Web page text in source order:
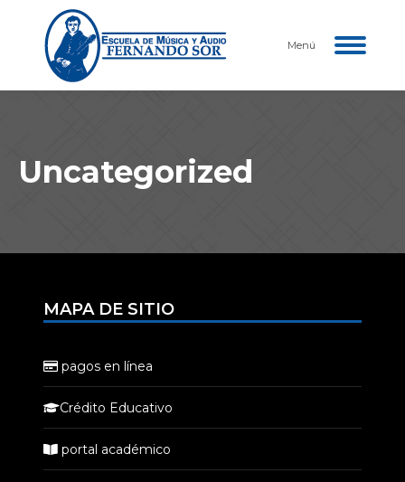
Menú
Uncategorized
MAPA DE SITIO
pagos en línea
Crédito Educativo
portal académico